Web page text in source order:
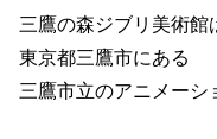
三鷹の森ジブリ美術館
東京都三鷹市にある
三鷹市立のアニメーシ